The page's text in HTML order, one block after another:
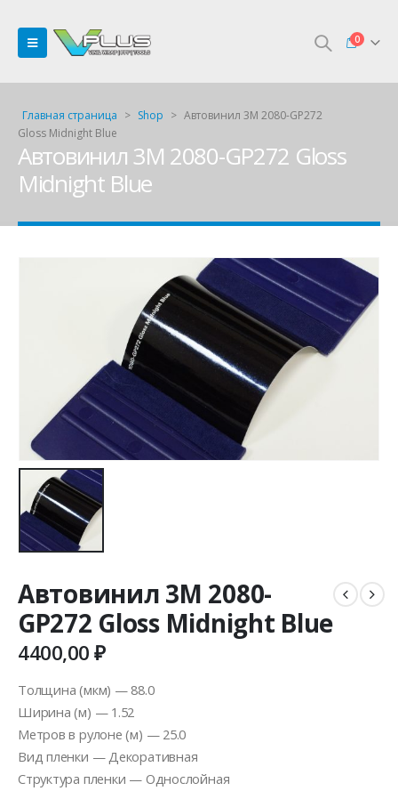
0
Главная страница > Shop > Автовинил 3M 2080-GP272
Gloss Midnight Blue
Автовинил 3M 2080-GP272 Gloss
Midnight Blue
Автовинил 3M 2080-
GP272 Gloss Midnight Blue
4400,00₽
Толщина (мкм) — 88.0
Ширина (м) — 1.52
Метров в рулоне (м) — 25.0
Вид пленки — Декоративная
Структура пленки — Однослойная